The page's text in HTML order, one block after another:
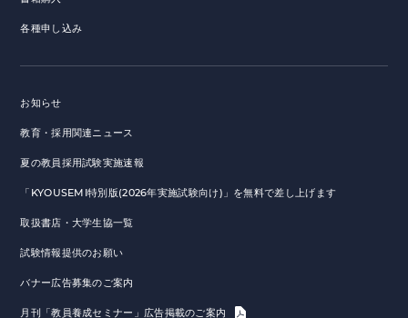
各種申し込み
お知らせ
教育・採用関連ニュース
夏の教員採用試験実施速報
「KYOUSEMI特別版(2026年実施試験向け)」を無料で差し上げます
取扱書店・大学生協一覧
試験情報提供のお願い
バナー広告募集のご案内
月刊「教員養成セミナー」広告掲載のご案内